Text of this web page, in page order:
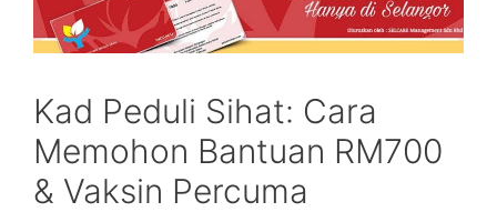
Kad Peduli Sihat: Cara
Memohon Bantuan RM700
& Vaksin Percuma